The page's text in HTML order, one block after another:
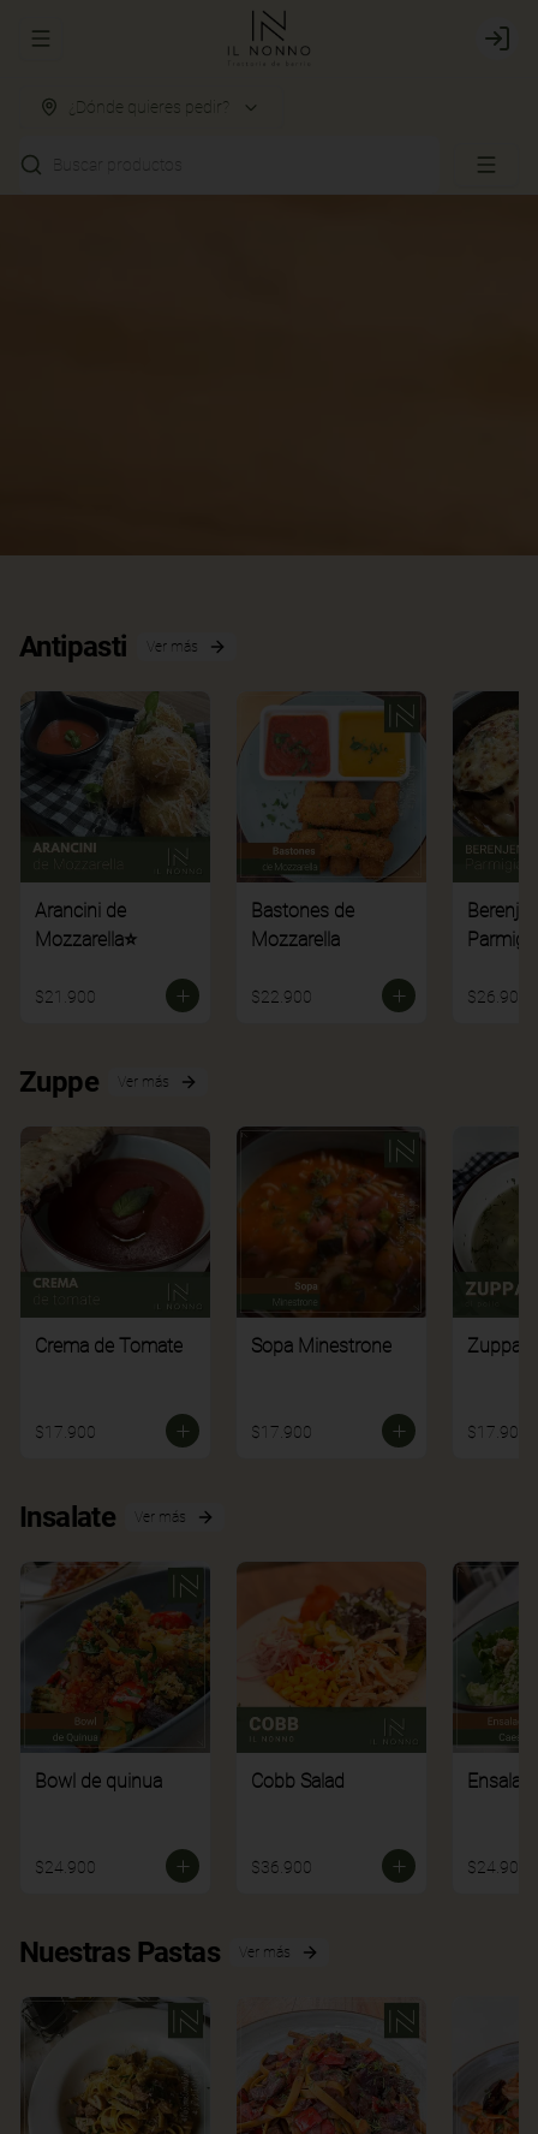
Abrir menu de navegación Login
¿Dónde quieres pedir?
Buscar productos
Antipasti Ver más
Arancini de
Mozzarella⭐
$21.900
Bastones de
Mozzarella
$22.900 $26.900
Zuppe Ver más
Crema de Tomate
$17.900
Sopa Minestrone
$17.900
Zuppa
$17.900
Insalate Ver más
Bowl de quinua
$24.900
Cobb Salad
$36.900 $24.900
Nuestras Pastas Ver más